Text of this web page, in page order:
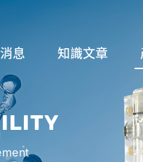
息 知識文章
液位計種類及運作